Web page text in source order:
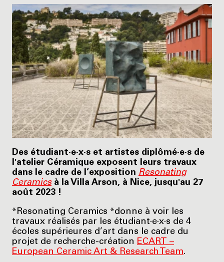
Des étudiant·e·x·s et artistes diplômé·e·s de
l'atelier Céramique exposent leurs travaux
dans le cadre de l’exposition Resonating
Ceramicsà la Villa Arson, à Nice, jusqu'au 27
août 2023 !
*Resonating Ceramics *donne à voir les
travaux réalisés par les étudiant·e·x·s de 4
écoles supérieures d’art dans le cadre du
projet de recherche-création ECART –
European Ceramic Art & Research Team.